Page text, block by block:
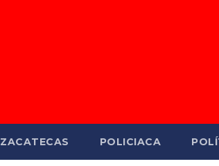
ZACATECAS POLICIACA